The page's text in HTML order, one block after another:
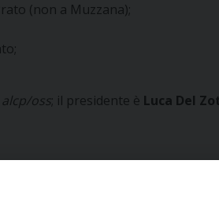
(non a Muzzana);
alcp/oss; il presidente è Luca Del